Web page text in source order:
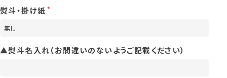
熨斗・掛け紙
▲熨斗名入れ（お間違いのないようご記載ください）